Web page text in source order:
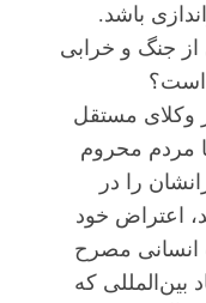
باشد.
از جنگ و خرابی
است؟
وکلای مستقل
مردم محروم
را در
اعتراض خود
انسانی مصرح
بین‌المللی که